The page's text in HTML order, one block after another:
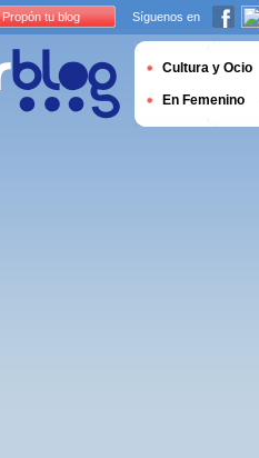
Propón tu blog Síguenos en
Cultura y Ocio
En Femenino